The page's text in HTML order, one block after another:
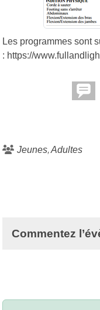
Les programmes sont
: https://
Jeunes Adultes
Commentez